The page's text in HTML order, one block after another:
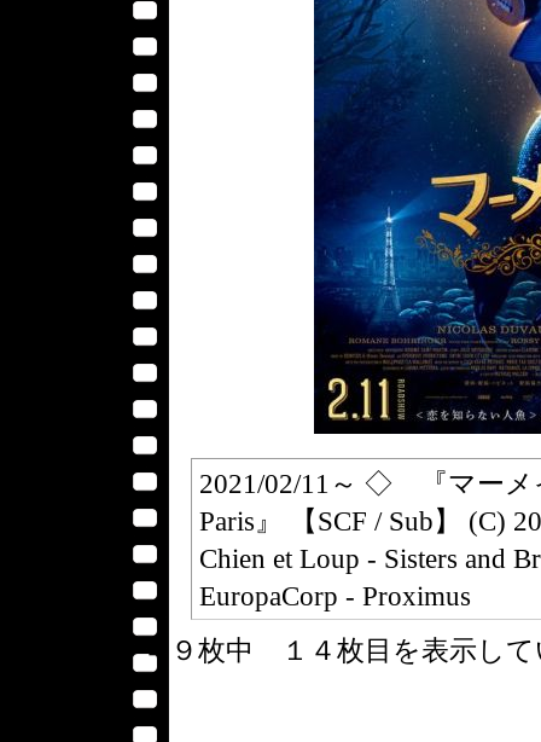
2021/02/11～ ◇ 『マーメ
Paris』 【SCF / Sub】 (C)
Chien et Loup - Sisters and
EuropaCorp - Proximus
４９枚中 １４枚目を表示し